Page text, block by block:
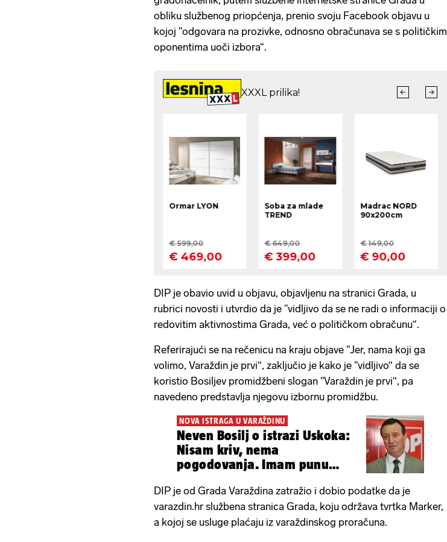
obliku službenog priopćenja, prenio svoju Facebook objavu u
kojoj "odgovara na prozivke, odnosno obračunava se s političkim
oponentima uoči izbora“.
DIP je obavio uvid u objavu, objavljenu na stranici Grada, u
rubrici novosti i utvrdio da je "vidljivo da se ne radi o informaciji o
redovitim aktivnostima Grada, već o političkom obračunu“.
Referirajući se na rečenicu na kraju objave "Jer, nama koji ga
volimo, Varaždin je prvi“, zaključio je kako je "vidljivo“ da se
koristio Bosiljev promidžbeni slogan "Varaždin je prvi“, pa
navedeno predstavlja njegovu izbornu promidžbu.
NOVA ISTRAGA U VARAŽDINU
Neven Bosilj o istrazi Uskoka:
Nisam kriv, nema
pogodovanja. Imam punu
DIP je od Grada Varaždina zatražio i dobio podatke da je
varazdin.hr službena stranica Grada, koju održava tvrtka Marker,
a kojoj se usluge plaćaju iz varaždinskog proračuna.